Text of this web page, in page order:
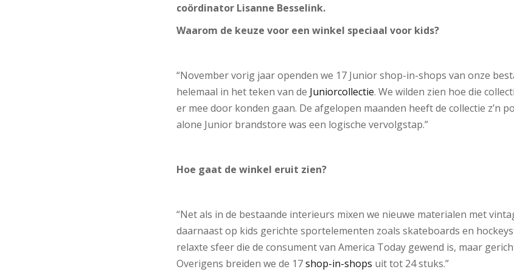
coördinator Lisanne Besselink.
Waarom de keuze voor een winkel speciaal voor kids?
“November vorig jaar openden we 17 Junior shop-in-shops van onze
helemaal in het teken van de Juniorcollectie. We wilden zien hoe die
er mee door konden gaan. De afgelopen maanden heeft de collectie z’n
alone Junior brandstore was een logische vervolgstap.”
Hoe gaat de winkel eruit zien?
“Net als in de bestaande interieurs mixen we nieuwe materialen met
daarnaast op kids gerichte sportelementen zoals skateboards en
relaxte sfeer die de consument van America Today gewend is, maar
Overigens breiden we de 17shop-in-shops uit tot 24 stuks.”